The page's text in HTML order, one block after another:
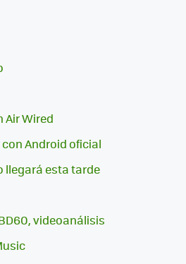
Air Wired
Android oficial
llegará esta tarde
videoanálisis